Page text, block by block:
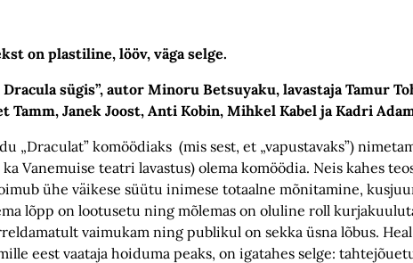
on plastiline, lööv, väga selge.
sügis”, autor Minoru Betsuyaku, lavastaja Tamur
Tamm, Janek Joost, Anti Kobin, Mihkel Kabel ja Kadri
„Draculat” komöödiaks (mis sest, et „vapustavaks”)
ka Vanemuise teatri lavastus) olema komöödia. Neis kahes
ühe väikese süütu inimese totaalne mõnitamine,
lõpp on lootusetu ning mõlemas on oluline roll
vaimukam ning publikul on sekka üsna lõbus.
eest vaataja hoiduma peaks, on igatahes selge: